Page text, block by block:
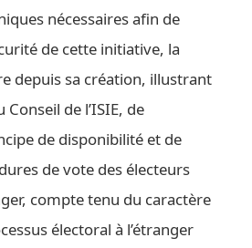
nécessaires afin de
de cette initiative, la
depuis sa création, illustrant
de l’ISIE, de
de disponibilité et de
de vote des électeurs
compte tenu du caractère
électoral à l’étranger